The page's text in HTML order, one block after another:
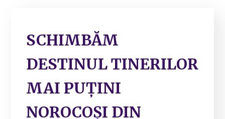
SCHIMBĂM
DESTINUL TINERILOR
MAI PUȚINI
NOROCOȘI DIN